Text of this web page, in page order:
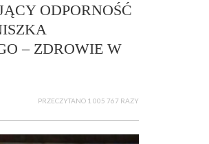
ODPORNOŚĆ
– ZDROWIE W
PRZECZYTANO 1 005 767 RAZY